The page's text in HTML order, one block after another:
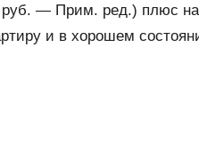
— Прим. ред.) плюс
и в хорошем